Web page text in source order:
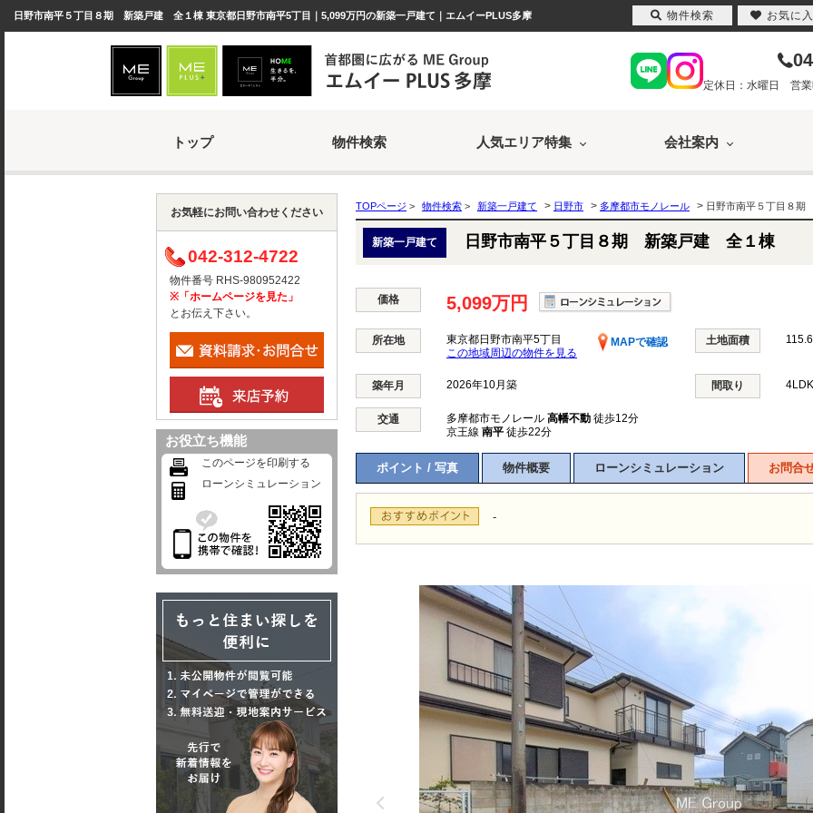
日野市南平５丁目８期 新築戸建 全１棟 東京都日野市南平5丁目｜5,099万円の新築一戸建て｜エムイーPLUS多摩
定休日：水曜日 営
トップ 物件検索 人気エリア特集 会社案内
TOPページ > 物件検索 > 新築一戸建て > 日野市 > 多摩都市モノレール > 日野市南平５丁目８
新築一戸建て 日野市南平５丁目８期 新築戸建 全１棟
価格 5,099万円
所在地 東京都日野市南平5丁目
MAPで確認
この地域周辺の物件を見る
土地面積
築年月 2026年10月築 間取り
交通 多摩都市モノレール 高幡不動 徒歩12分
京王線 南平 徒歩22分
ポイント / 写真 物件概要 ローンシミュレーション お問合
-
お気軽にお問い合わせください
042-312-4722
物件番号 RHS-980952422
※「ホームページを見た」
とお伝え下さい。
お役立ち機能
このページを印刷する
ローンシミュレーション
物件検索 お気に